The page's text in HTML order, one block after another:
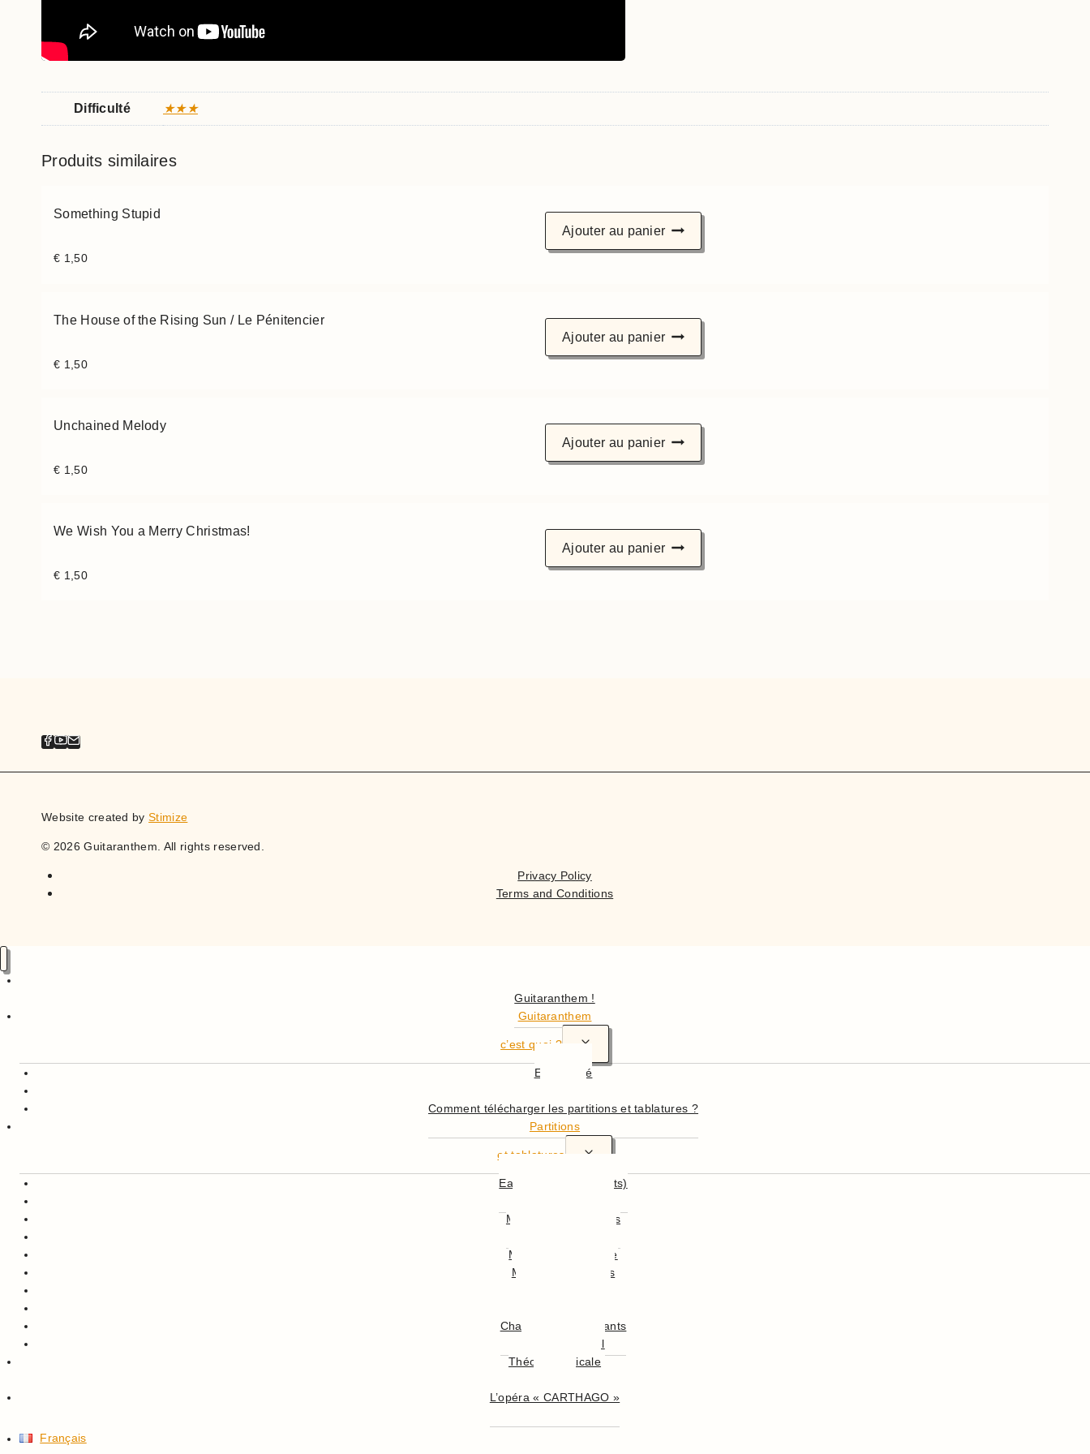
Difficulté ★★★
Produits similaires
Something Stupid
€ 1,50
Ajouter au panier
The House of the Rising Sun / Le Pénitencier
€ 1,50
Ajouter au panier
Unchained Melody
€ 1,50
Ajouter au panier
We Wish You a Merry Christmas!
€ 1,50
Ajouter au panier
Website created byStimize
© 2026 Guitaranthem. All rights reserved.
Privacy Policy
Terms and Conditions
Guitaranthem !
Guitaranthem
c’est quoi ?
En résumé
Comment télécharger les partitions et tablatures ?
Partitions
et tablatures
Easy Guitar (débutants)
Musiques Françaises
Musiques du Monde
Musiques Célèbres
Chansons pour Enfants
Chants de Noël
Théorie musicale
L’opéra « CARTHAGO »
Français